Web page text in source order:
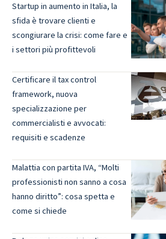
Startup in aumento in Italia, la
sfida è trovare clienti e
scongiurare la crisi: come fare e
i settori più profittevoli
Certificare il tax control
framework, nuova
specializzazione per
commercialisti e avvocati:
requisiti e scadenze
Malattia con partita IVA, “Molti
professionisti non sanno a cosa
hanno diritto”: cosa spetta e
come si chiede